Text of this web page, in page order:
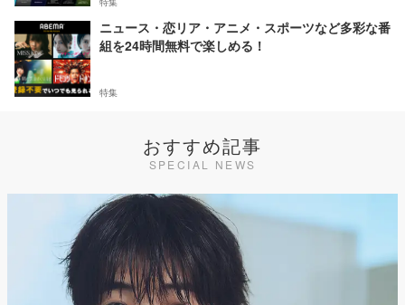
ニュース・恋リア・アニメ・スポーツなど多彩な番
組を24時間無料で楽しめる！
特集
おすすめ記事
SPECIAL NEWS